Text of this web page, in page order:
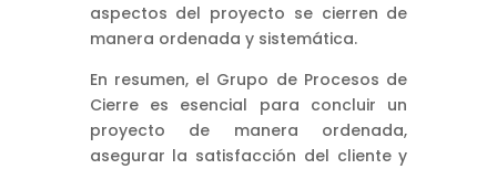
aspectos del proyecto se cierren de
manera ordenada y sistemática.
En resumen, el Grupo de Procesos de
Cierre es esencial para concluir un
proyecto de manera ordenada,
asegurar la satisfacción del cliente y